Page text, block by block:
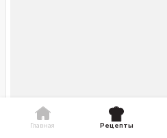
Главная Рецепты